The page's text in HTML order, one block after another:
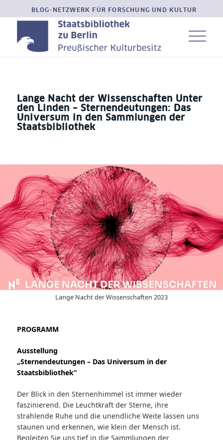
BLOG-NETZWERK FÜR FORSCHUNG UND KULTUR
Lange Nacht der Wissenschaften Unter
den Linden – Sternendeutungen: Das
Universum in den Sammlungen der
Staatsbibliothek
Lange Nacht der Wissenschaften 2023
PROGRAMM
Ausstellung
„Sternendeutungen – Das Universum in der
Staatsbibliothek“
Der Blick in den Sternenhimmel ist immer wieder
faszinierend. Die Leuchtkraft der Sterne, ihre
strahlende Ruhe und die unendliche Weite lassen uns
staunen und erkennen, wie klein der Mensch ist.
Begleiten Sie uns tief in die Sammlungen der